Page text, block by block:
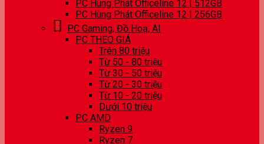
PC Hùng Phát Officeline 12 | 512GB
PC Hùng Phát Officeline 12 | 256GB
PC Gaming, Đồ Hoạ, AI
PC THEO GIÁ
Trên 80 triệu
Từ 50 - 80 triệu
Từ 30 - 50 triệu
Từ 20 - 30 triệu
Từ 10 - 20 triệu
Dưới 10 triệu
PC AMD
Ryzen 9
Ryzen 7